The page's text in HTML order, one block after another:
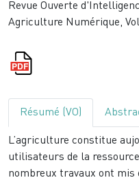
Revue Ouverte
Agriculture Numérique,
Résumé (VO)
L’agriculture constitue
utilisateurs de la
nombreux travaux ont mis